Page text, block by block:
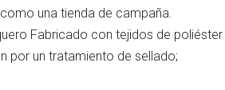
una tienda de campaña.
Fabricado con tejidos de poliéster
por un tratamiento de sellado;